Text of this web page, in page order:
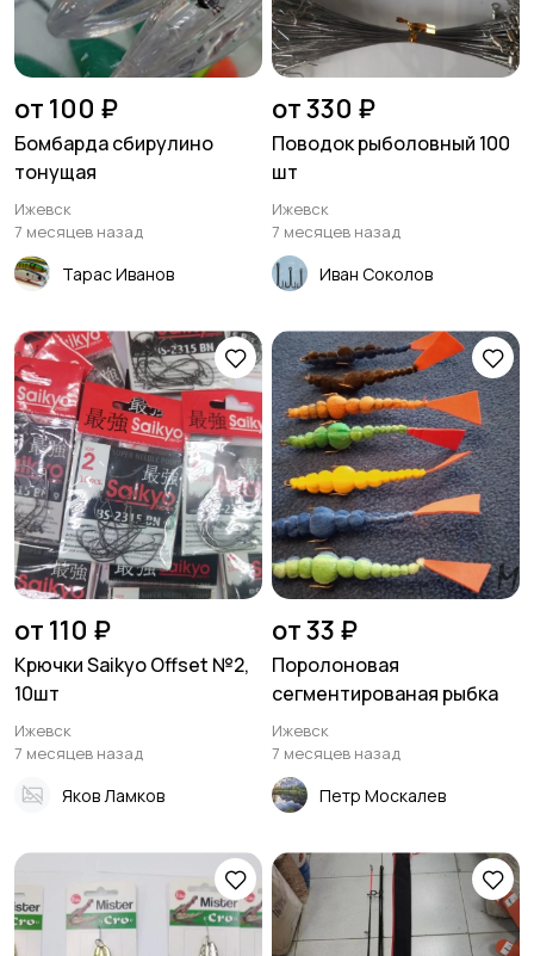
от 100 ₽
Бомбарда сбирулино
тонущая
Ижевск
7 месяцев назад
Тарас Иванов
от 330 ₽
Поводок рыболовный 100
шт
Ижевск
7 месяцев назад
Иван Соколов
от 110 ₽
Крючки Saikyo Offset №2,
10шт
Ижевск
7 месяцев назад
Яков Ламков
от 33 ₽
Поролоновая
сегментированая рыбка
Ижевск
7 месяцев назад
Петр Москалев